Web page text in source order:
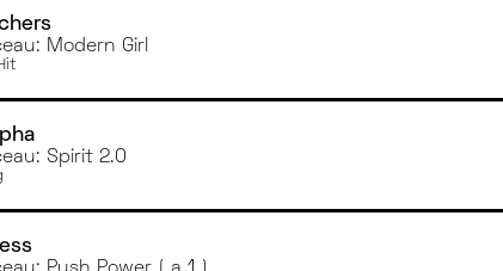
Modern Girl
Spirit 2.0